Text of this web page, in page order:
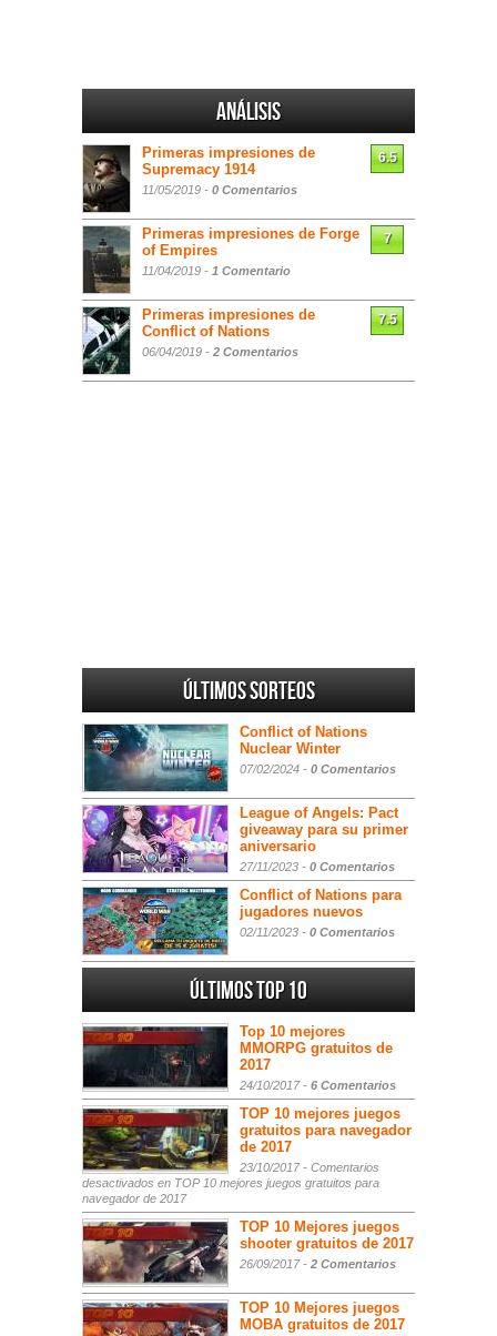
Análisis
Primeras impresiones de
Supremacy 1914
11/05/2019 - 0 Comentarios
6.5
Primeras impresiones de Forge
of Empires
11/04/2019 - 1 Comentario
7
Primeras impresiones de
Conflict of Nations
06/04/2019 - 2 Comentarios
7.5
Últimos sorteos
Conflict of Nations
Nuclear Winter
07/02/2024 - 0 Comentarios
League of Angels: Pact
giveaway para su primer
aniversario
27/11/2023 - 0 Comentarios
Conflict of Nations para
jugadores nuevos
02/11/2023 - 0 Comentarios
Últimos Top 10
Top 10 mejores
MMORPG gratuitos de
2017
24/10/2017 - 6 Comentarios
TOP 10 mejores juegos
gratuitos para navegador
de 2017
23/10/2017 - Comentarios
desactivados en TOP 10 mejores juegos gratuitos para
navegador de 2017
TOP 10 Mejores juegos
shooter gratuitos de 2017
26/09/2017 - 2 Comentarios
TOP 10 Mejores juegos
MOBA gratuitos de 2017